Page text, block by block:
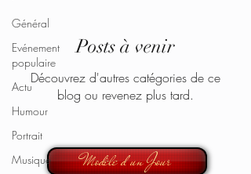
Général
Evénement
populaire
Actu
Humour
Portrait
Musique
Posts à venir
Découvrez d'autres catégories de ce
blog ou revenez plus tard.
Modèle d'un Jour